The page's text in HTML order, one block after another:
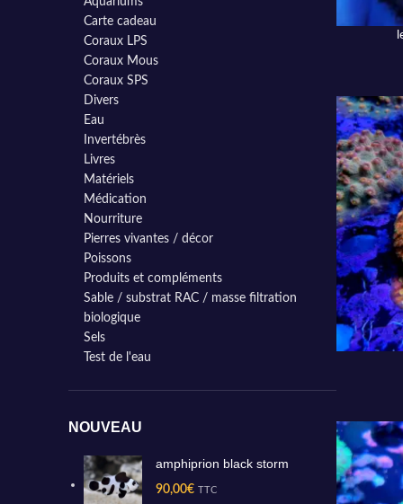
Carte cadeau
Coraux LPS
Coraux Mous
Coraux SPS
Divers
Eau
Invertébrès
Livres
Matériels
Médication
Nourriture
Pierres vivantes / décor
Poissons
Produits et compléments
Sable / substrat RAC / masse filtration
biologique
Sels
Test de l'eau
NOUVEAU
amphiprion black storm
90,00€ TTC
AJOUTER